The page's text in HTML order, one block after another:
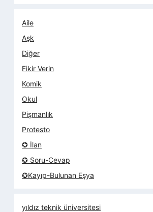
Aile
Aşk
Diğer
Fikir Verin
Komik
Okul
Pişmanlık
Protesto
✪ İlan
✪ Soru-Cevap
✪Kayıp-Bulunan Eşya
yıldız teknik üniversitesi